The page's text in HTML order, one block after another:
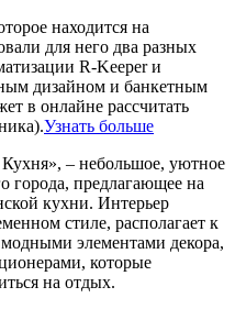
находится на
для него два разных
R-Keeper и
дизайном и банкетным
в онлайне рассчитать
Узнать больше
– небольшое, уютное
города, предлагающее на
кухни. Интерьер
стиле, располагает к
элементами декора,
которые
на отдых.